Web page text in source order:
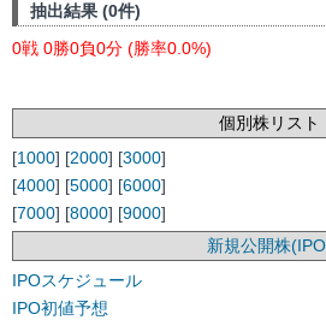
抽出結果 (0件)
0戦 0勝0負0分 (勝率0.0%)
個別株リスト
[1000] [2000] [3000]
[4000] [5000] [6000]
[7000] [8000] [9000]
新規公開株
IPOスケジュール
IPO初値予想